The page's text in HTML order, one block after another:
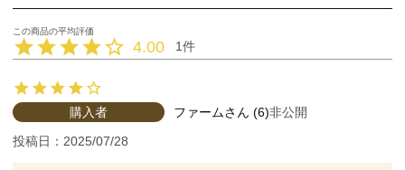
4.00 1
ファーム 6
購入者 非公開
投稿日 2025/07/28